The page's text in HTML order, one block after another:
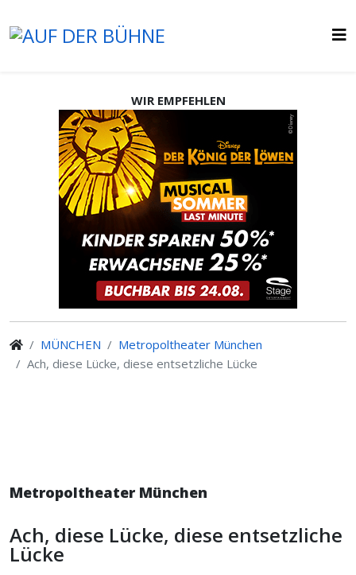
WIR EMPFEHLEN
MÜNCHEN
Metropoltheater München
Ach, diese Lücke, diese entsetzliche Lücke
Metropoltheater München
Ach, diese Lücke, diese entsetzliche
Lücke